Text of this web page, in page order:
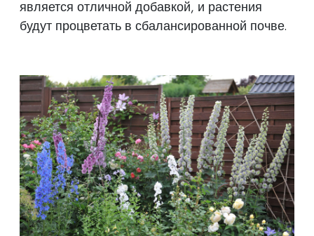
является отличной добавкой, и растения
будут процветать в сбалансированной почве.